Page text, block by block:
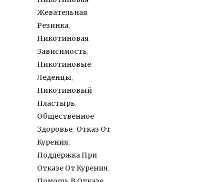
Жевательная
Резинка,
Никотиновая
Зависимость,
Никотиновые
Леденцы,
Никотиновый
Пластырь,
Общественное
Здоровье, Отказ От
Курения,
Поддержка При
Отказе От Курения,